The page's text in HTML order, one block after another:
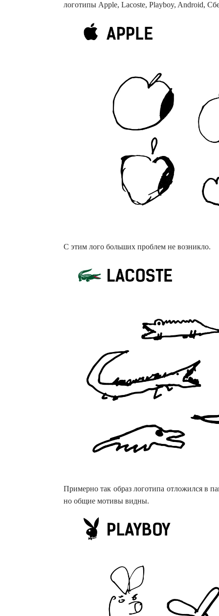
логотипы Apple, Lacoste, Playboy, Android,
С этим лого больших проблем не возникло.
Примерно так образ логотипа отложился в
но общие мотивы видны.